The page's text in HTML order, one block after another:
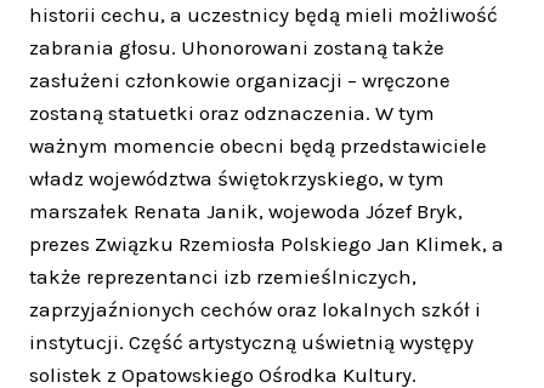
historii cechu, a uczestnicy będą mieli możliwość
zabrania głosu. Uhonorowani zostaną także
zasłużeni członkowie organizacji – wręczone
zostaną statuetki oraz odznaczenia. W tym
ważnym momencie obecni będą przedstawiciele
władz województwa świętokrzyskiego, w tym
marszałek Renata Janik, wojewoda Józef Bryk,
prezes Związku Rzemiosła Polskiego Jan Klimek, a
także reprezentanci izb rzemieślniczych,
zaprzyjaźnionych cechów oraz lokalnych szkół i
instytucji. Część artystyczną uświetnią występy
solistek z Opatowskiego Ośrodka Kultury.